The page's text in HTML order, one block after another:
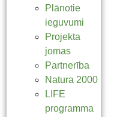
Plānotie
ieguvumi
Projekta
jomas
Partnerība
Natura 2000
LIFE
programma